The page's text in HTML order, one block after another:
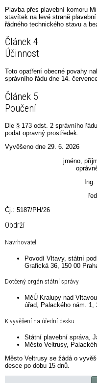
Plavba přes plavební komoru
stavítek na levé straně
řádného technického stavu a
Článek 4
Účinnost
Toto opatření obecné povahy
správního řádu dne 14.
Článek 5
Poučení
Dle § 173 odst. 2 správního
podat opravný prostředek.
Vyvěšeno dne 29. 6. 2026
jméno,
Čj.: 5187/PH/26
Obdrží
Navrhovatel
Povodí Vltavy, státní
Grafická 36, 150 00
Dotčený orgán státní správy
MěÚ Kralupy nad
úřad, Palackého nám. 1,
K vyvěšení na úřední desku
Státní plavební správa,
Město Veltrusy,
Město Veltrusy se žádá o
desce po dobu 15 dnů.